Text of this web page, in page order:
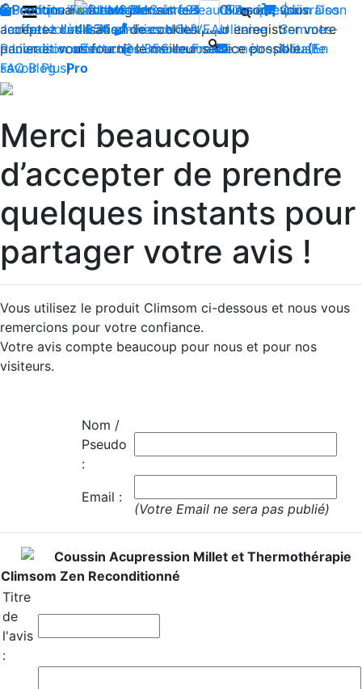
En continuant à naviguer sur le site Climsom, vous
acceptez l'utilisation de cookies pour enregistrer votre
panier et vous fournir le meilleur service possible. (En
savoir Plus)
Produits innovants de Santé et de Bien-être | Livraison
offerte dès 35€ en France métropolitaine
Livraison offerte dès 35€ en France métropolitaine
Contactez-nous : 02 85 52
44 74
-
contact@climsom.com
Qui
Sommes-
Nous?
Boutique Fraîcheur Bien-être Beauté Acupression Dos
Jambes lourdes Insomnies NOUVEAU
Reconditionnés
FAQ Blog Pro
Merci beaucoup
d’accepter de prendre
quelques instants pour
partager votre avis !
Vous utilisez le produit Climsom ci-dessous et nous vous
remercions pour votre confiance.
Votre avis compte beaucoup pour nous et pour nos
visiteurs.
Nom /
Pseudo
:
Email :
(Votre Email ne sera pas publié)
Coussin Acupression Millet et Thermothérapie
Climsom Zen Reconditionné
Titre
de
l'avis
: